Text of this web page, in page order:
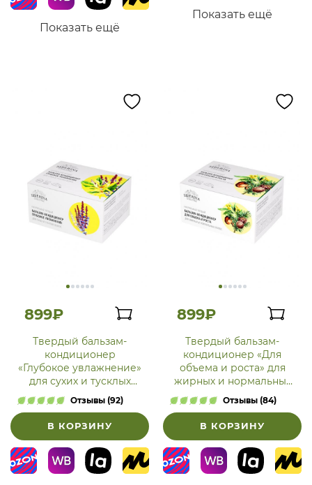
Показать ещё
Показать ещё
899₽
Твердый бальзам-
кондиционер
«Глубокое увлажнение»
для сухих и тусклых
волос
Отзывы (92)
В КОРЗИНУ
899₽
Твердый бальзам-
кондиционер «Для
объема и роста» для
жирных и нормальных
волос
Отзывы (84)
В КОРЗИНУ